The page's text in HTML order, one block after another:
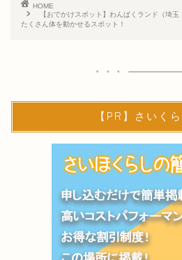
HOME
【おでかけスポット】わんぱくランド（埼
たくさん体を動かせるスポット！
【PR】さいく